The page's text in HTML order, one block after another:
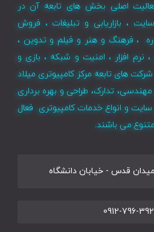
اصلی بخش های تابعه آن در
، بازاریابی و تبلیغات ، فروش
، فرهنگ و هنر و فیلم و تدوین ،
افزار ، امنیت و شبکه ، بازی و
تابعه مرکز کامپیوتری میلاد
تدارک، طراحی و بهره برداری
و انواع خدمات کامپیوتری فعال
متنوع می باشند.
قدس - خیابان دانشگاه
0912-796-